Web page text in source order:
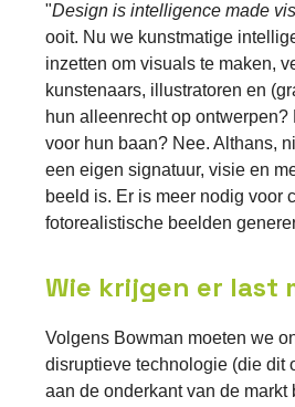
"Design is intelligence made
ooit. Nu we kunstmatige
inzetten om visuals te maken,
kunstenaars, illustratoren en
hun alleenrecht op ontwerpen?
voor hun baan? Nee. Althans,
een eigen signatuur, visie en
beeld is. Er is meer nodig voor
fotorealistische beelden
Wie krijgen er last
Volgens Bowman moeten we
disruptieve technologie (die dit
aan de onderkant van de markt